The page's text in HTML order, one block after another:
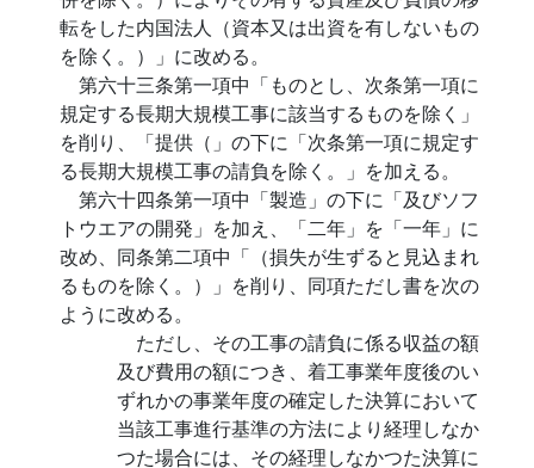
転をした内国法人（資本又は出資を有しないもの
を除く。）」に改める。
第六十三条第一項中「ものとし、次条第一項に
規定する長期大規模工事に該当するものを除く」
を削り、「提供（」の下に「次条第一項に規定す
る長期大規模工事の請負を除く。」を加える。
第六十四条第一項中「製造」の下に「及びソフ
トウエアの開発」を加え、「二年」を「一年」に
改め、同条第二項中「（損失が生ずると見込まれ
るものを除く。）」を削り、同項ただし書を次の
ように改める。
ただし、その工事の請負に係る収益の額
及び費用の額につき、着工事業年度後のい
ずれかの事業年度の確定した決算において
当該工事進行基準の方法により経理しなか
つた場合には、その経理しなかつた決算に